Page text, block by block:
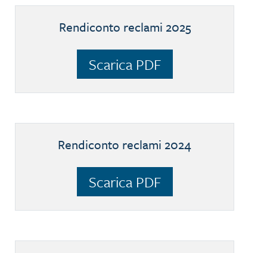
Rendiconto reclami 2025
Scarica PDF
Rendiconto reclami 2024
Scarica PDF